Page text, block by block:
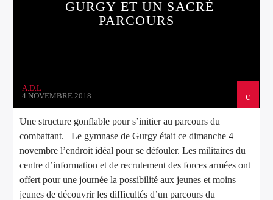
GURGY ET UN SACRÉ
PARCOURS
A.D.L
4 NOVEMBRE 2018
Une structure gonflable pour s’initier au parcours du
combattant. Le gymnase de Gurgy était ce dimanche 4
novembre l’endroit idéal pour se défouler. Les militaires du
centre d’information et de recrutement des forces armées ont
offert pour une journée la possibilité aux jeunes et moins
jeunes de découvrir les difficultés d’un parcours du